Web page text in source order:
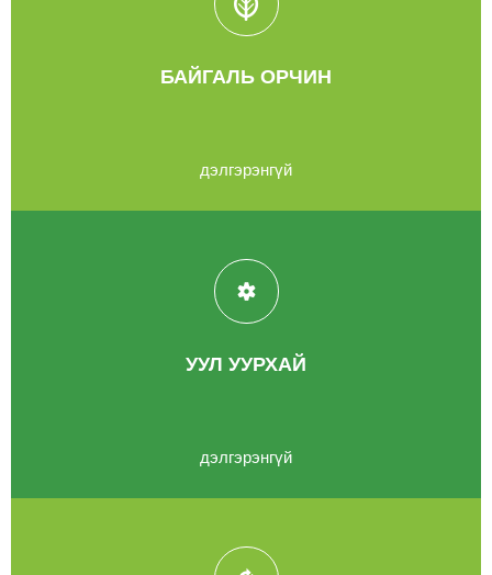
БАЙГАЛЬ ОРЧИН
дэлгэрэнгүй
УУЛ УУРХАЙ
дэлгэрэнгүй